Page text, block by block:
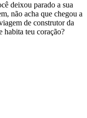
deixou parado a sua
não acha que chegou a
de construtor da
teu coração?